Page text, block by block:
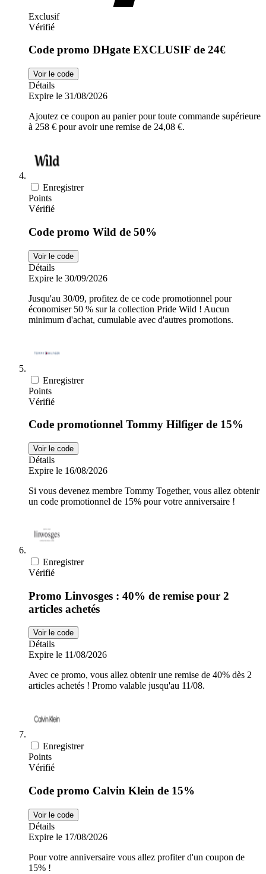
Exclusif
Vérifié
Code promo DHgate EXCLUSIF de 24€
Voir le code
Détails
Expire le 31/08/2026
Ajoutez ce coupon au panier pour toute commande supérieure
à 258 € pour avoir une remise de 24,08 €.
Enregistrer
Points
Vérifié
Code promo Wild de 50%
Voir le code
Détails
Expire le 30/09/2026
Jusqu'au 30/09, profitez de ce code promotionnel pour
économiser 50 % sur la collection Pride Wild ! Aucun
minimum d'achat, cumulable avec d'autres promotions.
Enregistrer
Points
Vérifié
Code promotionnel Tommy Hilfiger de 15%
Voir le code
Détails
Expire le 16/08/2026
Si vous devenez membre Tommy Together, vous allez obtenir
un code promotionnel de 15% pour votre anniversaire !
Enregistrer
Vérifié
Promo Linvosges : 40% de remise pour 2
articles achetés
Voir le code
Détails
Expire le 11/08/2026
Avec ce promo, vous allez obtenir une remise de 40% dès 2
articles achetés ! Promo valable jusqu'au 11/08.
Enregistrer
Points
Vérifié
Code promo Calvin Klein de 15%
Voir le code
Détails
Expire le 17/08/2026
Pour votre anniversaire vous allez profiter d'un coupon de
15% !